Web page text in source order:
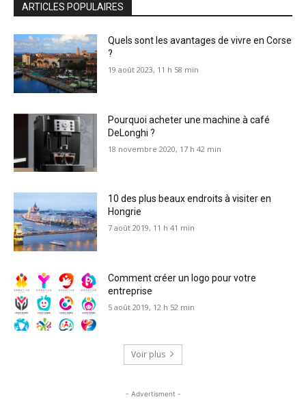
ARTICLES POPULAIRES
Quels sont les avantages de vivre en Corse
?
19 août 2023, 11 h 58 min
Pourquoi acheter une machine à café
DeLonghi ?
18 novembre 2020, 17 h 42 min
10 des plus beaux endroits à visiter en
Hongrie
7 août 2019, 11 h 41 min
Comment créer un logo pour votre
entreprise
5 août 2019, 12 h 52 min
Voir plus
- Advertisment -